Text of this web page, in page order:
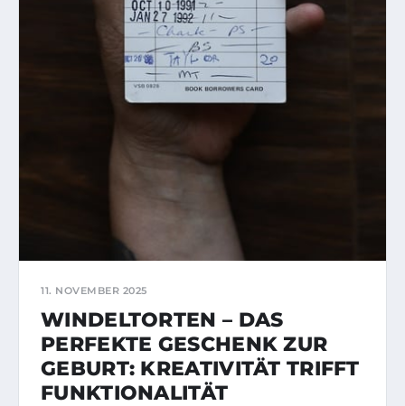
11. NOVEMBER 2025
WINDELTORTEN – DAS
PERFEKTE GESCHENK ZUR
GEBURT: KREATIVITÄT TRIFFT
FUNKTIONALITÄT